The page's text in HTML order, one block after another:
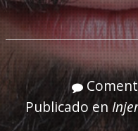
Publicado en